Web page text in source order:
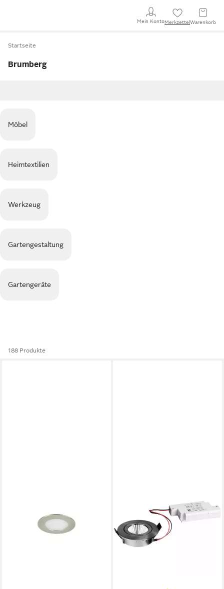
Mein KontoMerkzettel Warenkorb
Startseite
Brumberg
Möbel
Heimtextilien
Werkzeug
Gartengestaltung
Gartengeräte
188 Produkte